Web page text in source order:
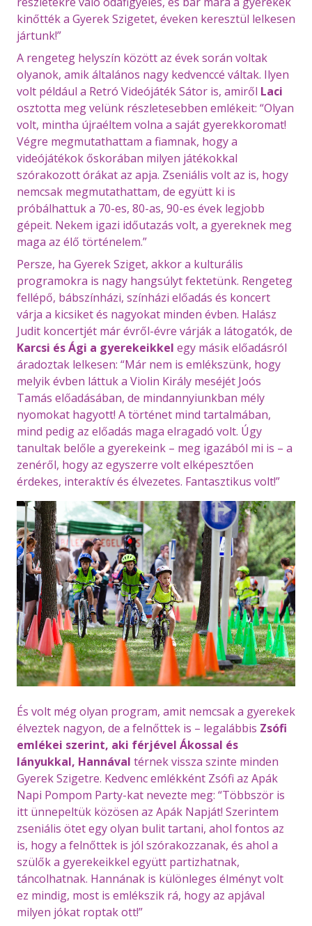
kinőtték a Gyerek Szigetet, éveken keresztül lelkesen
jártunk!”
A rengeteg helyszín között az évek során voltak
olyanok, amik általános nagy kedvenccé váltak. Ilyen
volt például a Retró Videójáték Sátor is, amiről Laci
osztotta meg velünk részletesebben emlékeit: “Olyan
volt, mintha újraéltem volna a saját gyerekkoromat!
Végre megmutathattam a fiamnak, hogy a
videójátékok őskorában milyen játékokkal
szórakozott órákat az apja. Zseniális volt az is, hogy
nemcsak megmutathattam, de együtt ki is
próbálhattuk a 70-es, 80-as, 90-es évek legjobb
gépeit. Nekem igazi időutazás volt, a gyereknek meg
maga az élő történelem.”
Persze, ha Gyerek Sziget, akkor a kulturális
programokra is nagy hangsúlyt fektetünk. Rengeteg
fellépő, bábszínházi, színházi előadás és koncert
várja a kicsiket és nagyokat minden évben. Halász
Judit koncertjét már évről-évre várják a látogatók, de
Karcsi és Ági a gyerekeikkel egy másik előadásról
áradoztak lelkesen: “Már nem is emlékszünk, hogy
melyik évben láttuk a Violin Király meséjét Joós
Tamás előadásában, de mindannyiunkban mély
nyomokat hagyott! A történet mind tartalmában,
mind pedig az előadás maga elragadó volt. Úgy
tanultak belőle a gyerekeink – meg igazából mi is – a
zenéről, hogy az egyszerre volt elképesztően
érdekes, interaktív és élvezetes. Fantasztikus volt!”
És volt még olyan program, amit nemcsak a gyerekek
élveztek nagyon, de a felnőttek is – legalábbis Zsófi
emlékei szerint, aki férjével Ákossal és
lányukkal, Hannával térnek vissza szinte minden
Gyerek Szigetre. Kedvenc emlékként Zsófi az Apák
Napi Pompom Party-kat nevezte meg: “Többször is
itt ünnepeltük közösen az Apák Napját! Szerintem
zseniális ötet egy olyan bulit tartani, ahol fontos az
is, hogy a felnőttek is jól szórakozzanak, és ahol a
szülők a gyerekeikkel együtt partizhatnak,
táncolhatnak. Hannának is különleges élményt volt
ez mindig, most is emlékszik rá, hogy az apjával
milyen jókat roptak ott!”